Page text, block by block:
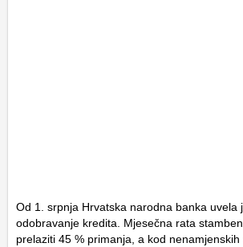
Od 1. srpnja Hrvatska narodna banka uvela
odobravanje kredita. Mjesečna rata
prelaziti 45 % primanja, a kod nenamjenskih